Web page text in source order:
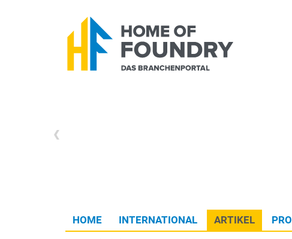
HOME INTERNATIONAL ARTIKEL